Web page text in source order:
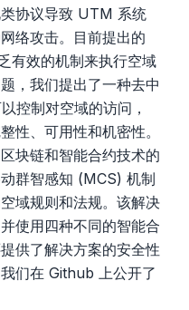
协议导致 UTM 系统
络攻击。目前提出的
有效的机制来执行空域
，我们提出了一种去中
控制对空域的访问，
性、可用性和机密性。
块链和智能合约技术的
群智感知 (MCS) 机制
域规则和法规。该解决
使用四种不同的智能合
供了解决方案的安全性
们在 Github 上公开了